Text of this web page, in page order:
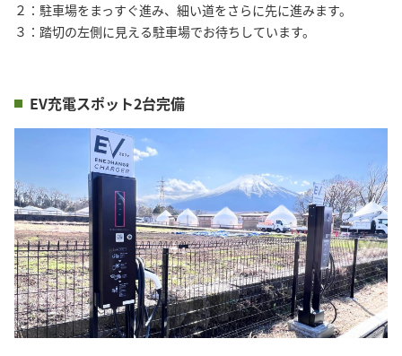
２：駐車場をまっすぐ進み、細い道をさらに先に進みます。
３：踏切の左側に見える駐車場でお待ちしています。
EV充電スポット2台完備